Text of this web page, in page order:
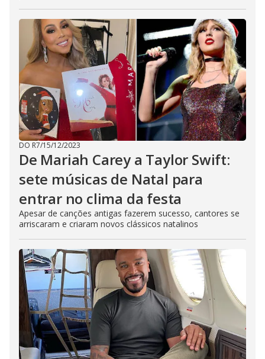
DO R7/15/12/2023
De Mariah Carey a Taylor Swift:
sete músicas de Natal para
entrar no clima da festa
Apesar de canções antigas fazerem sucesso, cantores se
arriscaram e criaram novos clássicos natalinos